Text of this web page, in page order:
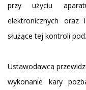
przy użyciu
elektronicznych
służące tej kontroli
Ustawodawca
wykonanie kary